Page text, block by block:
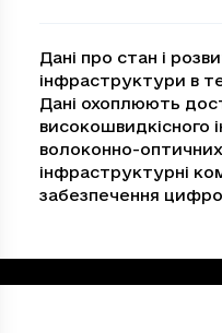
Дані про стан і
інфраструктури в
Дані охоплюють
високошвидкісного
волоконно-
інфраструктурні
забезпечення